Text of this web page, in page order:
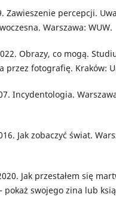
Zawieszenie percepcji.
Warszawa: WUW.
Obrazy, co mogą.
przez fotografię. Kraków:
Incydentologia.
Jak zobaczyć świat.
Jak przestałem się
pokaż swojego zina lub